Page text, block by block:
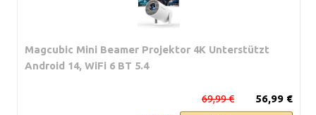
Magcubic Mini Beamer Projektor 4K Unterstützt
Android 14, WiFi 6 BT 5.4
56,99 €
69,99 €